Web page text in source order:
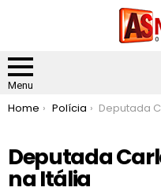
Menu
You are here:
Home Polícia Deputada Carla Zambelli é
Deputada
na Itália